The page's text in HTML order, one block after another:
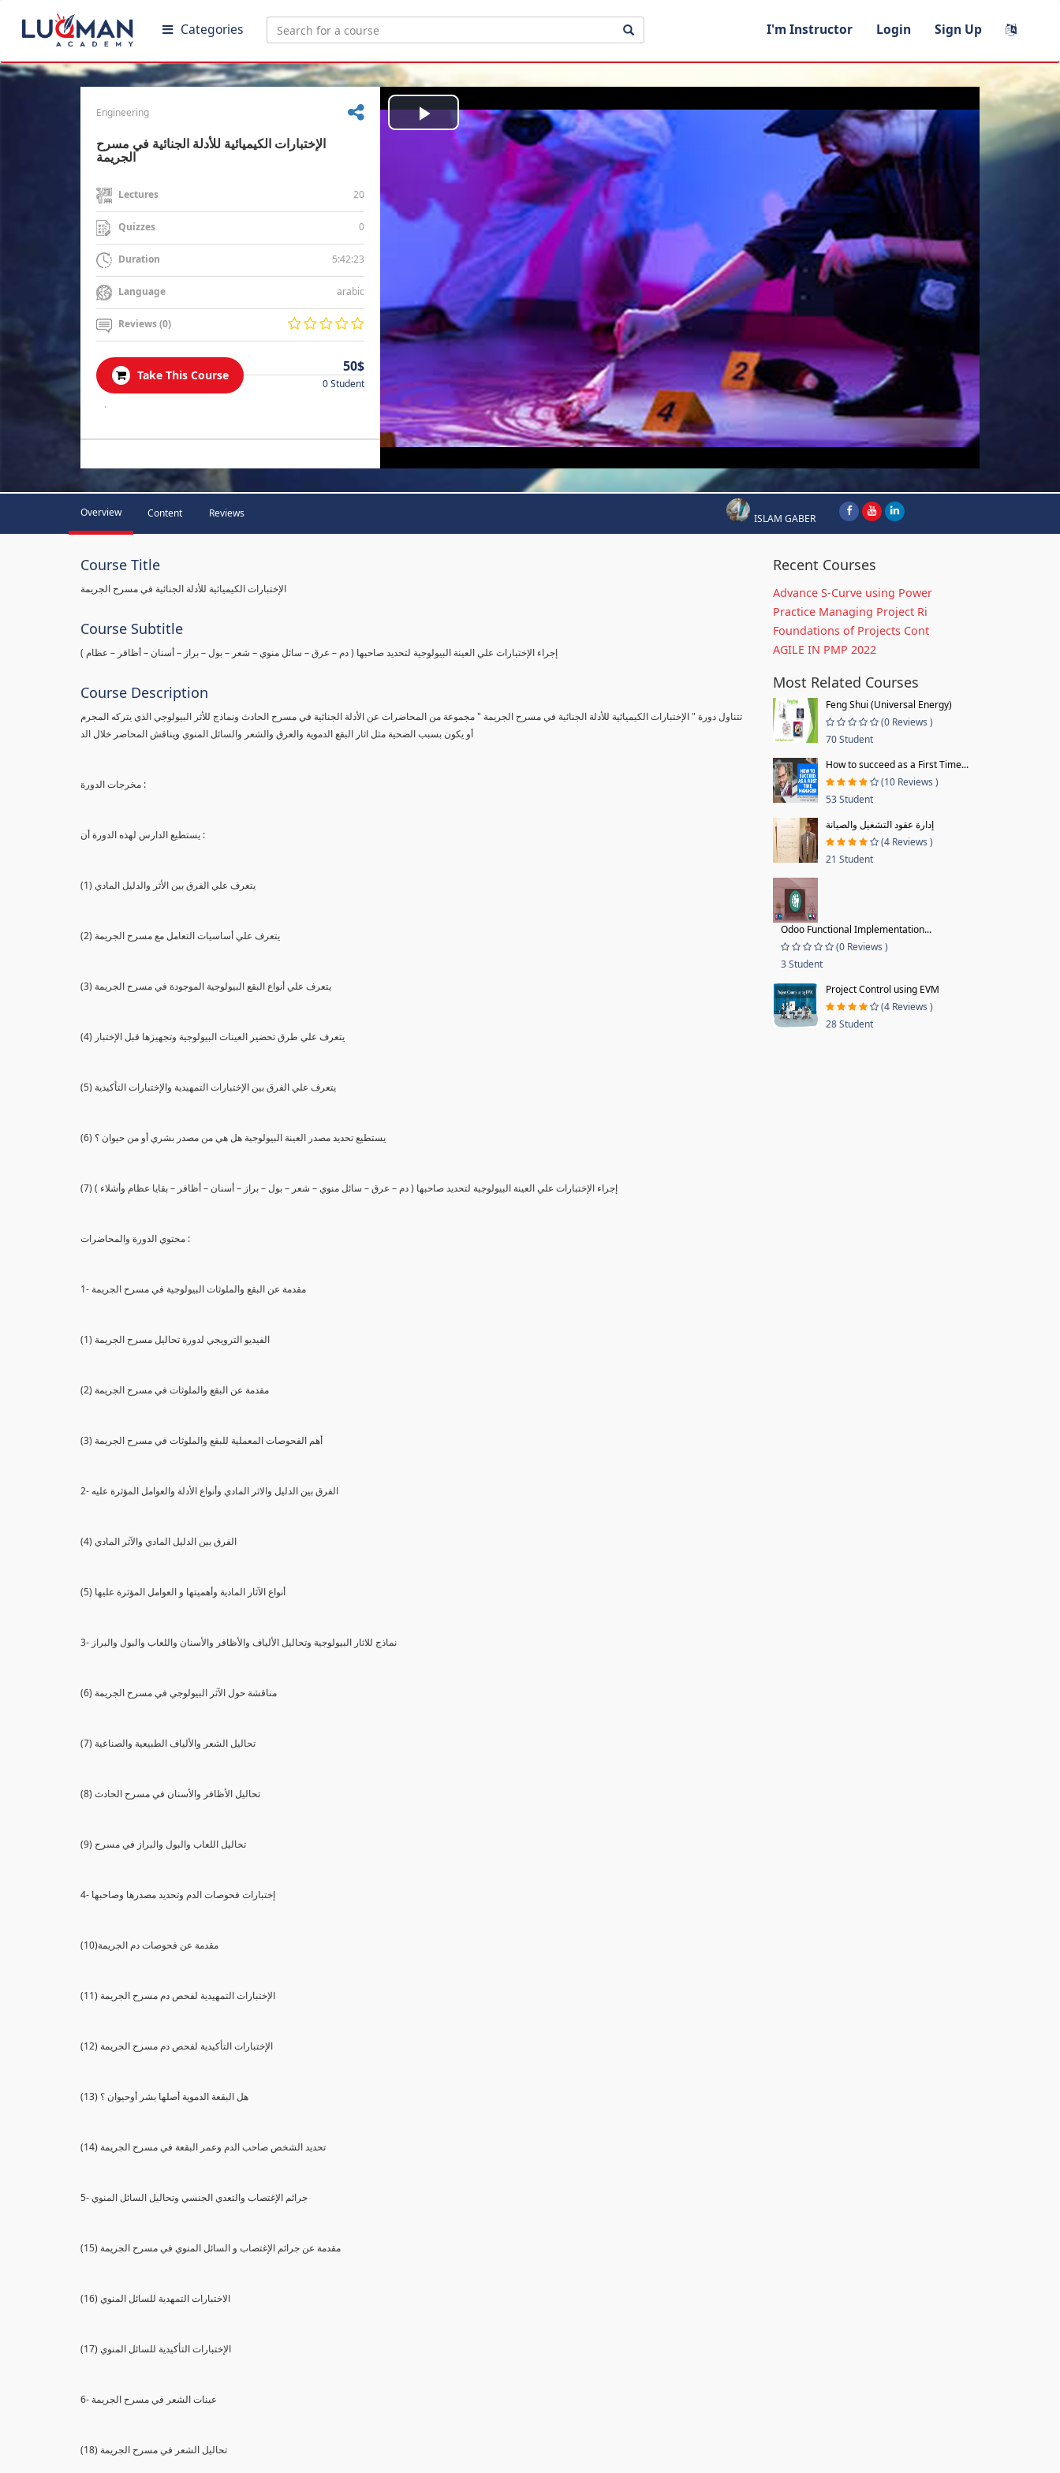
Categories I'm Instructor Login Sign Up
Engineering
الإختبارات الكيميائية للأدلة الجنائية في مسرح
الجريمة
Lectures 20
Quizzes 0
Duration 5:42:23
Language arabic
Reviews (0)
Take This Course
50$
0 Student
.
Play
Video
Overview Content Reviews ISLAM GABER
Course Title
الإختبارات الكيميائية للأدلة الجنائية في مسرح الجريمة
Course Subtitle
( إجراء الإختبارات علي العينة البيولوجية لتحديد صاحبها ( دم – عرق – سائل منوي – شعر – بول – براز – أسنان – أظافر – عظام
Course Description
تتناول دورة " الإختبارات الكيميائية للأدلة الجنائية في مسرح الجريمة " مجموعة من المحاضرات عن الأدلة الجنائية في مسرح الحادث ونماذج للأثر البيولوجي الذي يتركه المجرم
أو يكون بسبب الضحية مثل اثار البقع الدموية والعرق والشعر والسائل المنوي ويناقش المحاضر خلال الد
مخرجات الدورة :
يستطيع الدارس لهذه الدورة أن :
(1) يتعرف علي الفرق بين الأثر والدليل المادي
(2) يتعرف علي أساسيات التعامل مع مسرح الجريمة
(3) يتعرف علي أنواع البقع البيولوجية الموجودة في مسرح الجريمة
(4) يتعرف علي طرق تحضير العينات البيولوجية وتجهيزها قبل الإختبار
(5) يتعرف علي الفرق بين الإختبارات التمهيدية والإختبارات التأكيدية
(6) يستطيع تحديد مصدر العينة البيولوجية هل هي من مصدر بشري أو من حيوان ؟
(7) إجراء الإختبارات علي العينة البيولوجية لتحديد صاحبها ( دم – عرق – سائل منوي – شعر – بول – براز – أسنان – أظافر – بقايا عظام وأشلاء )
محتوي الدورة والمحاضرات :
1- مقدمة عن البقع والملوثات البيولوجية في مسرح الجريمة
(1) الفيديو الترويجي لدورة تحاليل مسرح الجريمة
(2) مقدمة عن البقع والملوثات في مسرح الجريمة
(3) أهم الفحوصات المعملية للبقع والملوثات في مسرح الجريمة
2- الفرق بين الدليل والاثر المادي وأنواع الأدلة والعوامل المؤثرة عليه
(4) الفرق بين الدليل المادي والآثر المادي
(5) أنواع الآثار المادية وأهميتها و العوامل المؤثرة عليها
3- نماذج للاثار البيولوجية وتحاليل الألياف والأظافر والأسنان واللعاب والبول والبراز
(6) مناقشة حول الآثر البيولوجي في مسرح الجريمة
(7) تحاليل الشعر والألياف الطبيعية والصناعية
(8) تحاليل الأظافر والأسنان في مسرح الحادث
(9) تحاليل اللعاب والبول والبراز في مسرح
4- إختبارات فحوصات الدم وتحديد مصدرها وصاحبها
(10)مقدمة عن فحوصات دم الجريمة
(11) الإختبارات التمهيدية لفحص دم مسرح الجريمة
(12) الإختبارات التأكيدية لفحص دم مسرح الجريمة
(13) هل البقعة الدموية أصلها بشر أوحيوان ؟
(14) تحديد الشخص صاحب الدم وعمر البقعة في مسرح الجريمة
5- جرائم الإغتصاب والتعدي الجنسي وتحاليل السائل المنوي
(15) مقدمة عن جرائم الإغتصاب و السائل المنوي في مسرح الجريمة
(16) الاختبارات التمهدية للسائل المنوي
(17) الإختبارات التأكيدية للسائل المنوي
6- عينات الشعر في مسرح الجريمة
(18) تحاليل الشعر في مسرح الجريمة
Recent Courses
Advance S-Curve using Power
Practice Managing Project Ri
Foundations of Projects Cont
AGILE IN PMP 2022
Most Related Courses
Feng Shui (Universal Energy)
(0 Reviews )
70 Student
How to succeed as a First Time...
(10 Reviews )
53 Student
إدارة عقود التشغيل والصيانة
(4 Reviews )
21 Student
Odoo Functional Implementation...
(0 Reviews )
3 Student
Project Control using EVM
(4 Reviews )
28 Student